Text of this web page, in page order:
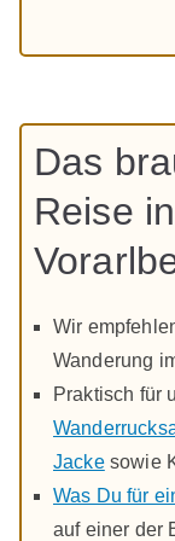
Das
Reise
Wir
Wanderung
Praktisch für
Jackesowie
Was Du für
auf einer der